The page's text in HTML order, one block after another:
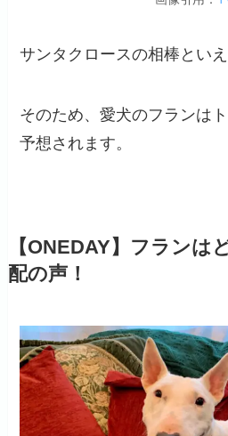
サンタクロースの相棒とい
そのため、愛犬のフランは
予想されます。
【ONEDAY】フランは
配の声！